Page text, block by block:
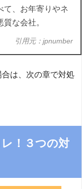
て、お年寄りやネ
な会社。
引用元：jpnumber
は、次の章で対処
！３つの対